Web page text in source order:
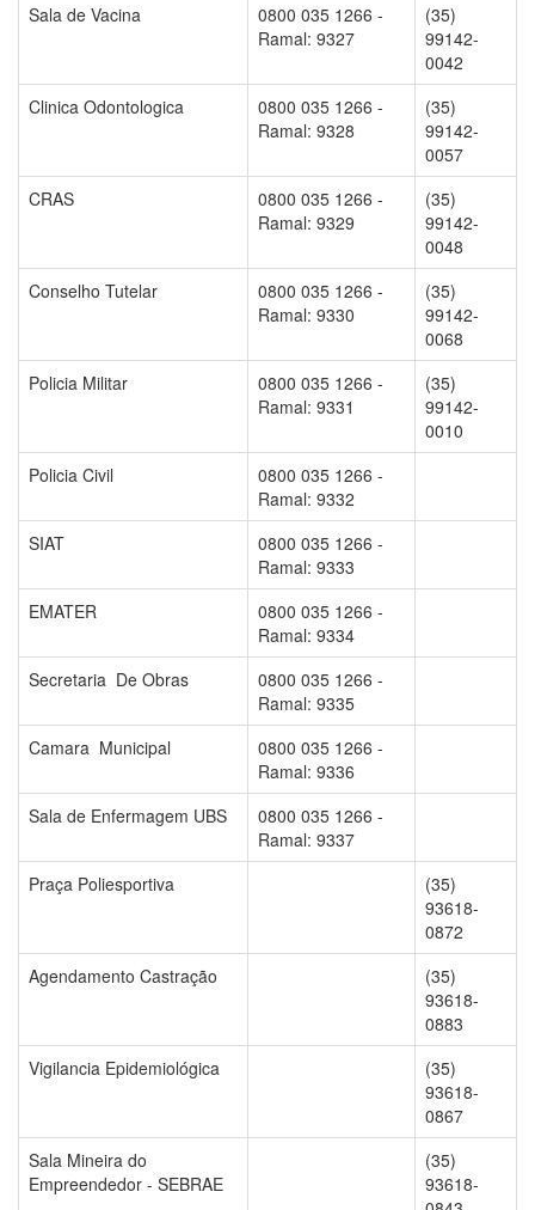
Sala de Vacina
0800 035 1266 -
Ramal: 9327
(35)
99142-
0042
Clinica Odontologica
0800 035 1266 -
Ramal: 9328
(35)
99142-
0057
CRAS
0800 035 1266 -
Ramal: 9329
(35)
99142-
0048
Conselho Tutelar
0800 035 1266 -
Ramal: 9330
(35)
99142-
0068
Policia Militar
0800 035 1266 -
Ramal: 9331
(35)
99142-
0010
Policia Civil
0800 035 1266 -
Ramal: 9332
SIAT
0800 035 1266 -
Ramal: 9333
EMATER
0800 035 1266 -
Ramal: 9334
Secretaria De Obras
0800 035 1266 -
Ramal: 9335
Camara Municipal
0800 035 1266 -
Ramal: 9336
Sala de Enfermagem UBS
0800 035 1266 -
Ramal: 9337
Praça Poliesportiva
(35)
93618-
0872
Agendamento Castração
(35)
93618-
0883
Vigilancia Epidemiológica
(35)
93618-
0867
Sala Mineira do
Empreendedor - SEBRAE
(35)
93618-